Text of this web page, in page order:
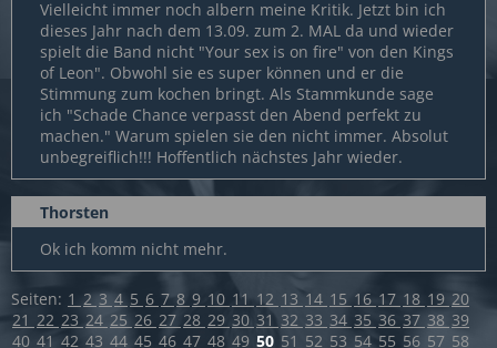
Vielleicht immer noch albern meine Kritik. Jetzt bin ich
dieses Jahr nach dem 13.09. zum 2. MAL da und wieder
spielt die Band nicht "Your sex is on fire" von den Kings
of Leon". Obwohl sie es super können und er die
Stimmung zum kochen bringt. Als Stammkunde sage
ich "Schade Chance verpasst den Abend perfekt zu
machen." Warum spielen sie den nicht immer. Absolut
unbegreiflich!!! Hoffentlich nächstes Jahr wieder.
Thorsten
Ok ich komm nicht mehr.
Seiten: 1 2 3 4 5 6 78 9 10 11 12 13 14 15 16 17 18 19 20
21 22 23 24 25 26 27 28 29 30 31 32 33 34 35 36 37 38 39
40 41 42 43 44 45 46 47 48 49 50 51 52 53 54 55 56 57 58